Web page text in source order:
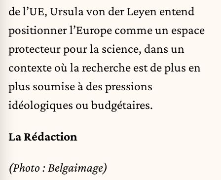
de l’UE, Ursula von der Leyen entend
positionner l’Europe comme un espace
protecteur pour la science, dans un
contexte où la recherche est de plus en
plus soumise à des pressions
idéologiques ou budgétaires.
La Rédaction
(Photo : Belgaimage)